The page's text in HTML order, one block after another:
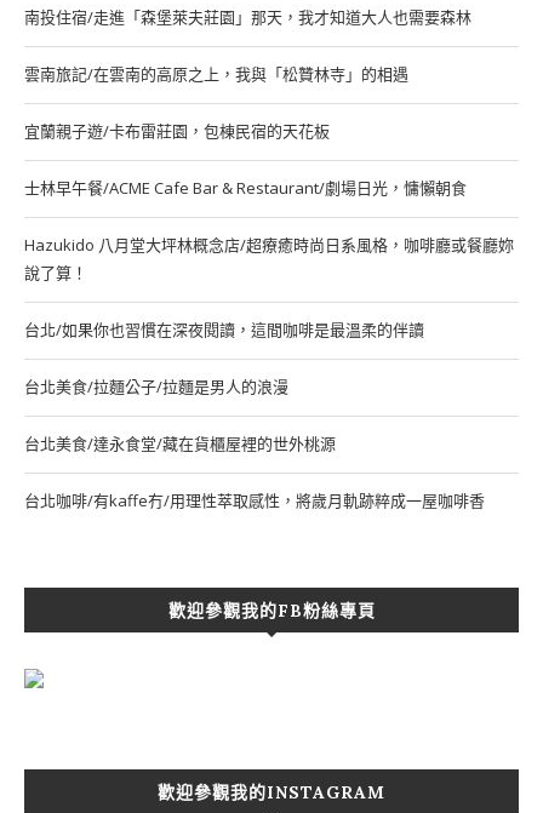
南投住宿/走進「森堡萊夫莊園」那天，我才知道大人也需要森林
雲南旅記/在雲南的高原之上，我與「松贊林寺」的相遇
宜蘭親子遊/卡布雷莊園，包棟民宿的天花板
士林早午餐/ACME Cafe Bar & Restaurant/劇場日光，慵懶朝食
Hazukido 八月堂大坪林概念店/超療癒時尚日系風格，咖啡廳或餐廳妳
說了算！
台北/如果你也習慣在深夜閱讀，這間咖啡是最溫柔的伴讀
台北美食/拉麵公子/拉麵是男人的浪漫
台北美食/達永食堂/藏在貨櫃屋裡的世外桃源
台北咖啡/有kaffe冇/用理性萃取感性，將歲月軌跡粹成一屋咖啡香
歡迎參觀我的FB粉絲專頁
歡迎參觀我的INSTAGRAM